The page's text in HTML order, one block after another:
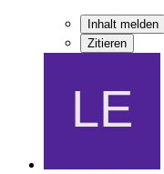
Inhalt melden
Zitieren